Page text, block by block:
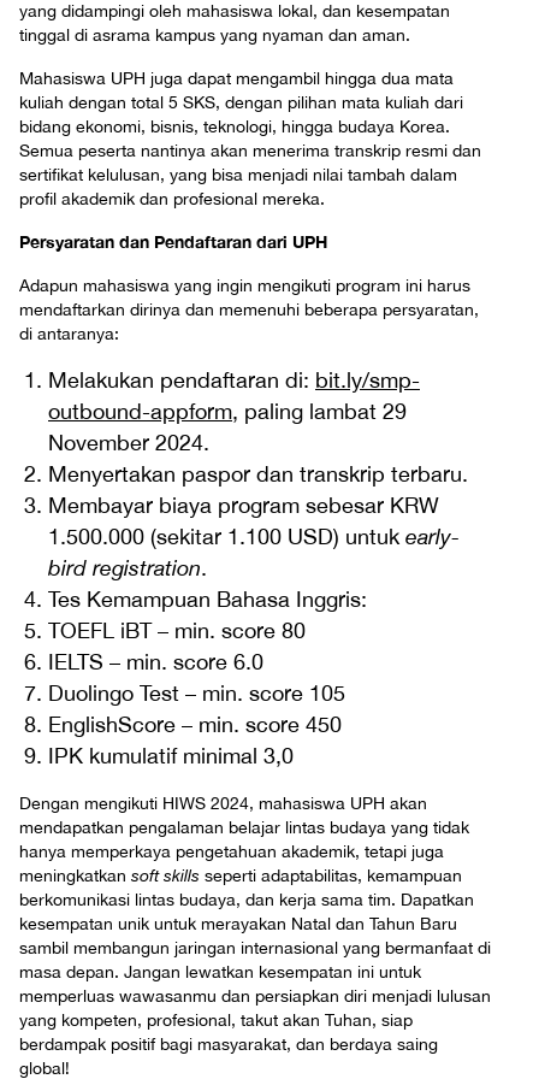
yang didampingi oleh mahasiswa lokal, dan kesempatan
tinggal di asrama kampus yang nyaman dan aman.
Mahasiswa UPH juga dapat mengambil hingga dua mata
kuliah dengan total 5 SKS, dengan pilihan mata kuliah dari
bidang ekonomi, bisnis, teknologi, hingga budaya Korea.
Semua peserta nantinya akan menerima transkrip resmi dan
sertifikat kelulusan, yang bisa menjadi nilai tambah dalam
profil akademik dan profesional mereka.
Persyaratan dan Pendaftaran dari UPH
Adapun mahasiswa yang ingin mengikuti program ini harus
mendaftarkan dirinya dan memenuhi beberapa persyaratan,
di antaranya:
Melakukan pendaftaran di: bit.ly/smp-
outbound-appform, paling lambat 29
November 2024.
Menyertakan paspor dan transkrip terbaru.
Membayar biaya program sebesar KRW
1.500.000 (sekitar 1.100 USD) untuk early-
bird registration.
Tes Kemampuan Bahasa Inggris:
TOEFL iBT – min. score 80
IELTS – min. score 6.0
Duolingo Test – min. score 105
EnglishScore – min. score 450
IPK kumulatif minimal 3,0
Dengan mengikuti HIWS 2024, mahasiswa UPH akan
mendapatkan pengalaman belajar lintas budaya yang tidak
hanya memperkaya pengetahuan akademik, tetapi juga
meningkatkan soft skills seperti adaptabilitas, kemampuan
berkomunikasi lintas budaya, dan kerja sama tim. Dapatkan
kesempatan unik untuk merayakan Natal dan Tahun Baru
sambil membangun jaringan internasional yang bermanfaat di
masa depan. Jangan lewatkan kesempatan ini untuk
memperluas wawasanmu dan persiapkan diri menjadi lulusan
yang kompeten, profesional, takut akan Tuhan, siap
berdampak positif bagi masyarakat, dan berdaya saing
global!